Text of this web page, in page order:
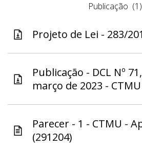
Publicação (1)
Projeto de Lei - 283/
Publicação - DCL Nº
março de 2023 -
Parecer - 1 - CTMU -
(291204)